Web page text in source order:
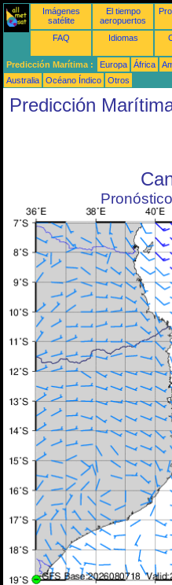
Imágenes
satélite
El tiempo
aeropuertos
FAQ Idiomas
Predicción Marítima : Europa África
Australia
Océano Índico Otros
Predicción